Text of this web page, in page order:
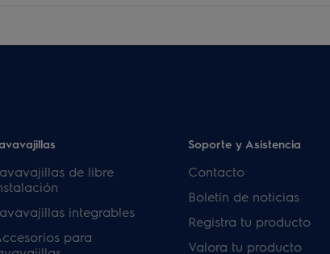
de libre
integrables
para
Soporte y Asistencia
Contacto
Boletín de noticias
Registra tu producto
Valora tu producto